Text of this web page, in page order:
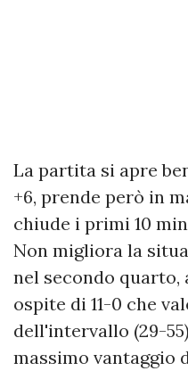
La partita si apre
+6, prende però in
chiude i primi 10
Non migliora la
nel secondo quarto,
ospite di 11-0 che
dell'intervallo (29-
massimo vantaggio